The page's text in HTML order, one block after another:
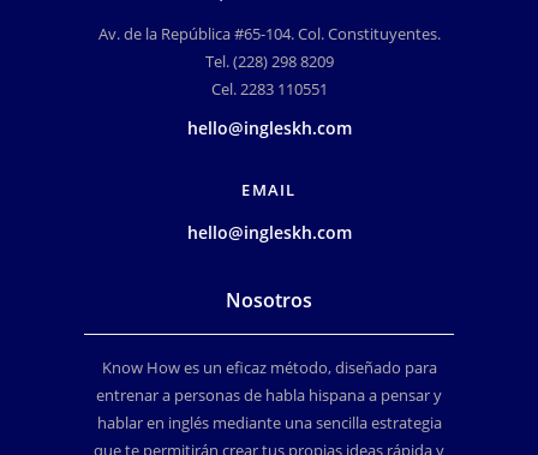
Av. de la República #65-104. Col. Constituyentes.
Tel. (228) 298 8209
Cel. 2283 110551
hello@ingleskh.com
EMAIL
hello@ingleskh.com
Nosotros
Know How es un eficaz método, diseñado para
entrenar a personas de habla hispana a pensar y
hablar en inglés mediante una sencilla estrategia
que te permitirán crear tus propias ideas rápida y